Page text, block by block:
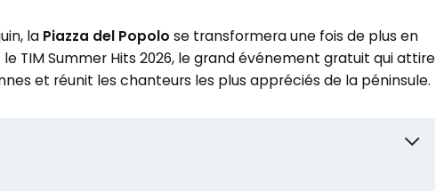
la Piazza del Popolo se transformera une fois de plus en
TIM Summer Hits 2026, le grand événement gratuit qui attire
et réunit les chanteurs les plus appréciés de la péninsule.